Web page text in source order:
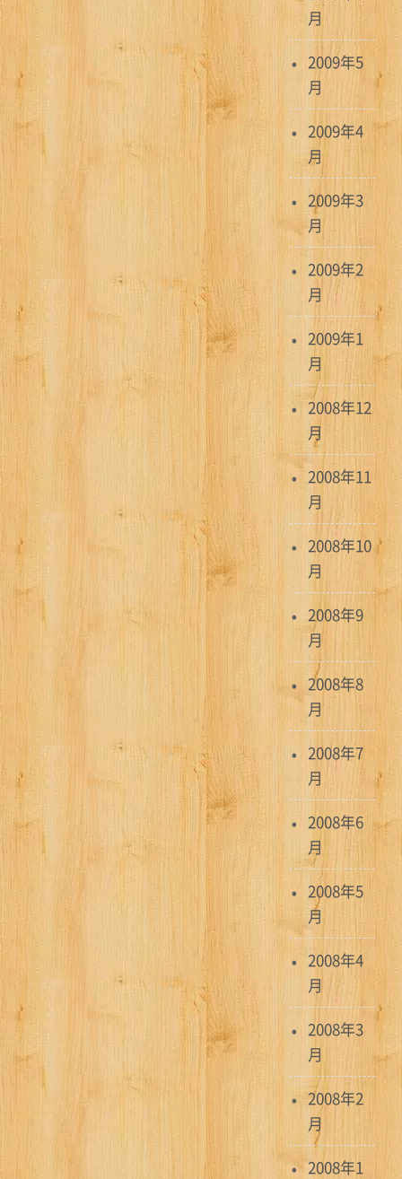
月
2009年5
月
2009年4
月
2009年3
月
2009年2
月
2009年1
月
2008年12
月
2008年11
月
2008年10
月
2008年9
月
2008年8
月
2008年7
月
2008年6
月
2008年5
月
2008年4
月
2008年3
月
2008年2
月
2008年1